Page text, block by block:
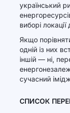
український
виборі
Якщо
одній із них
іншій — ні,
сучасний
СПИСОК